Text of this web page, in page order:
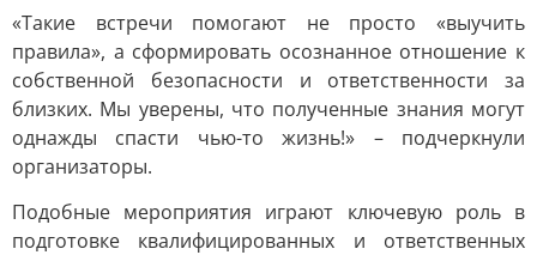
«Такие встречи помогают не просто «выучить
правила», а сформировать осознанное отношение к
собственной безопасности и ответственности за
близких. Мы уверены, что полученные знания могут
однажды спасти чью-то жизнь!» – подчеркнули
организаторы.
Подобные мероприятия играют ключевую роль в
подготовке квалифицированных и ответственных